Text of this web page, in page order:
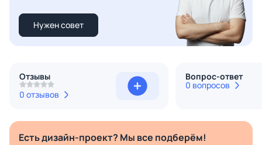
Нужен совет
Отзывы
0 отзывов
Вопрос-ответ
0 вопросов
Есть дизайн-проект? Мы все подберём!